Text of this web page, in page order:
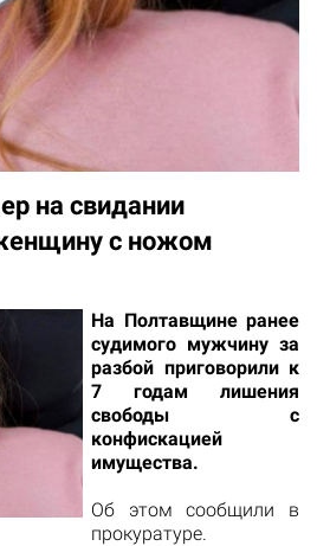
на свидании
с ножом
На Полтавщине ранее
судимого мужчину за
разбой приговорили к
7 годам лишения
свободы с
конфискацией
имущества.
Об этом сообщили в
прокуратуре.